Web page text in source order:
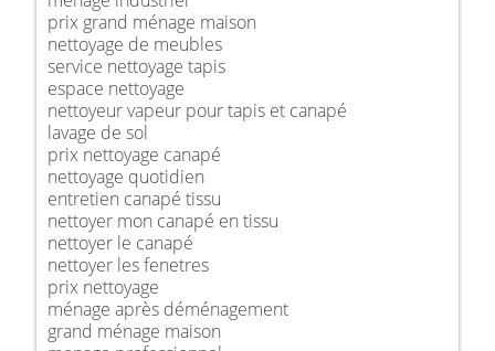
prix grand ménage maison
nettoyage de meubles
service nettoyage tapis
espace nettoyage
nettoyeur vapeur pour tapis et canapé
lavage de sol
prix nettoyage canapé
nettoyage quotidien
entretien canapé tissu
nettoyer mon canapé en tissu
nettoyer le canapé
nettoyer les fenetres
prix nettoyage
ménage après déménagement
grand ménage maison